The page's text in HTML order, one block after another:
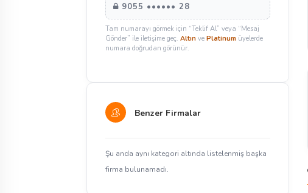
9055 •••••• 28
Tam numarayı görmek için “Teklif Al” veya “Mesaj
Gönder” ile iletişime geç. Altın ve Platinum üyelerde
numara doğrudan görünür.
Benzer Firmalar
Şu anda aynı kategori altında listelenmiş başka
firma bulunamadı.